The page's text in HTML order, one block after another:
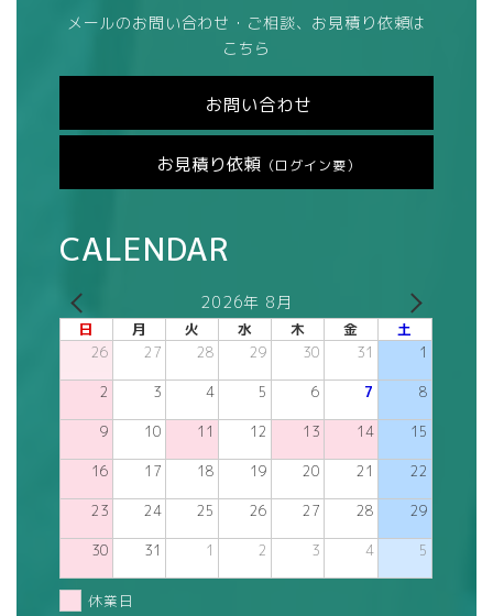
メールのお問い合わせ・ご相談、お見積り依頼は
こちら
お問い合わせ
お見積り依頼 （ログイン要）
CALENDAR
2026年 8月
日 月 火 水 木 金 土
26 27 28 29 30 31 1
2 3 4 5 6 7 8
9 10 11 12 13 14 15
16 17 18 19 20 21 22
23 24 25 26 27 28 29
30 31 1 2 3 4 5
休業日